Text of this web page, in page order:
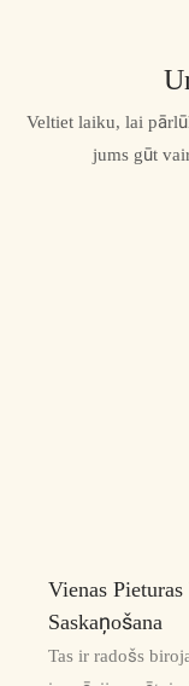
Veltiet laiku, lai
jums gūt
Vienas
Saskaņošana
Tas ir radošs